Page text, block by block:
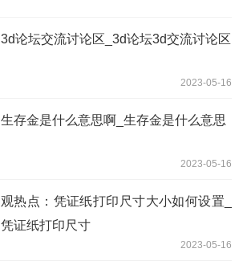
3d论坛交流讨论区_3d论坛3d交流讨论区
2023-05-16
生存金是什么意思啊_生存金是什么意思
2023-05-16
观热点：凭证纸打印尺寸大小如何设置_
凭证纸打印尺寸
2023-05-16